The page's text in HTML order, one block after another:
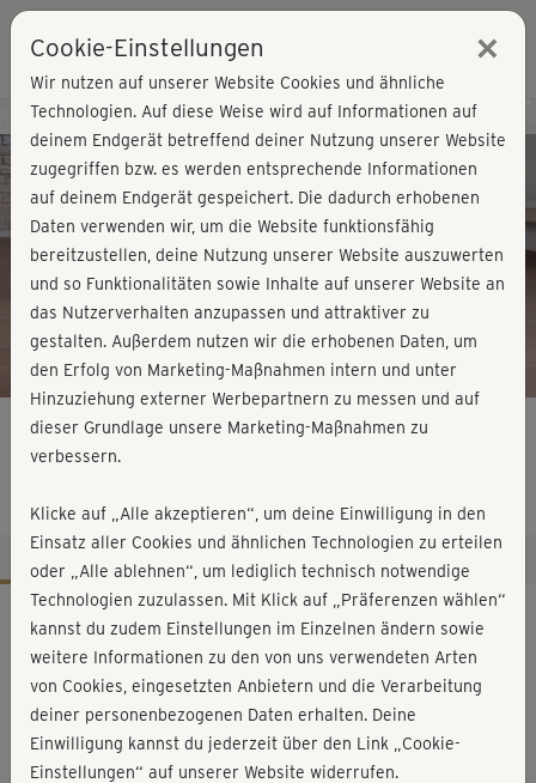
Play
Video
Kursvorschau - Jetzt mitmachen!
Rückentraining 4 - komplett
Workout-Facts
leicht
42 Min
173 kcal
Elisa Dambeck
Cookie-Einstellungen ×
Wir nutzen auf unserer Website Cookies und ähnliche
Technologien. Auf diese Weise wird auf Informationen auf
deinem Endgerät betreffend deiner Nutzung unserer Website
zugegriffen bzw. es werden entsprechende Informationen
auf deinem Endgerät gespeichert. Die dadurch erhobenen
Daten verwenden wir, um die Website funktionsfähig
bereitzustellen, deine Nutzung unserer Website auszuwerten
und so Funktionalitäten sowie Inhalte auf unserer Website an
das Nutzerverhalten anzupassen und attraktiver zu
gestalten. Außerdem nutzen wir die erhobenen Daten, um
den Erfolg von Marketing-Maßnahmen intern und unter
Hinzuziehung externer Werbepartnern zu messen und auf
dieser Grundlage unsere Marketing-Maßnahmen zu
verbessern.
Klicke auf „Alle akzeptieren“, um deine Einwilligung in den
Einsatz aller Cookies und ähnlichen Technologien zu erteilen
oder „Alle ablehnen“, um lediglich technisch notwendige
Technologien zuzulassen. Mit Klick auf „Präferenzen wählen“
kannst du zudem Einstellungen im Einzelnen ändern sowie
weitere Informationen zu den von uns verwendeten Arten
von Cookies, eingesetzten Anbietern und die Verarbeitung
deiner personenbezogenen Daten erhalten. Deine
Einwilligung kannst du jederzeit über den Link „Cookie-
Einstellungen“ auf unserer Website widerrufen.